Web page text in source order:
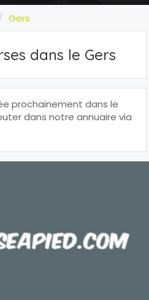
Gers
dans le Gers
prochainement dans le
dans notre annuaire via